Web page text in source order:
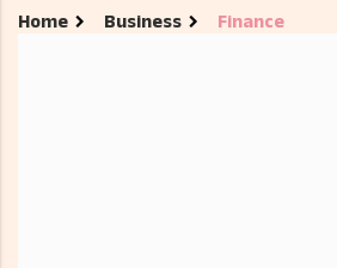
Home Business Finance